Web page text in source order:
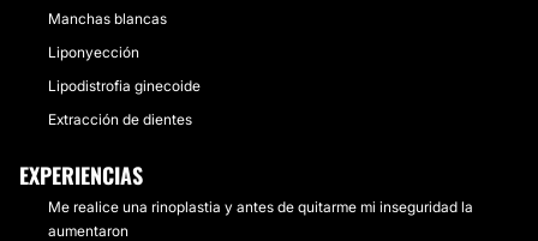
Manchas blancas
Liponyección
Lipodistrofia ginecoide
Extracción de dientes
EXPERIENCIAS
Me realice una rinoplastia y antes de quitarme mi inseguridad la
aumentaron